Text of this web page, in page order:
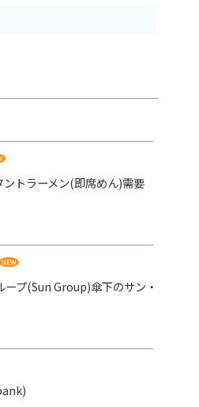
トラーメン(即席めん)需要
プ(Sun Group)傘下のサン・